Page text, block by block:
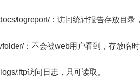
logreport/：访问统计报告存放目录
：不会被web用户看到，存放临
:ftp访问日志，只可读取。